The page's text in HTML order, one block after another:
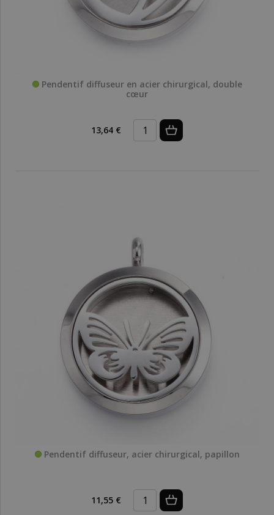
Pendentif diffuseur en acier chirurgical, double
cœur
13,64 €
Pendentif diffuseur, acier chirurgical, papillon
11,55 €